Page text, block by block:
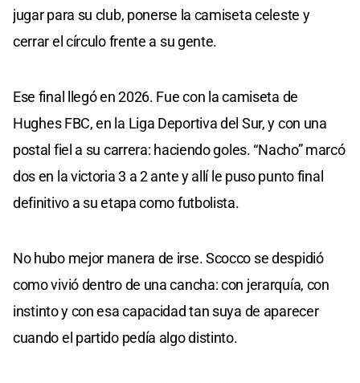
jugar para su club, ponerse la camiseta celeste y
cerrar el círculo frente a su gente.
Ese final llegó en 2026. Fue con la camiseta de
Hughes FBC, en la Liga Deportiva del Sur, y con una
postal fiel a su carrera: haciendo goles. “Nacho” marcó
dos en la victoria 3 a 2 ante y allí le puso punto final
definitivo a su etapa como futbolista.
No hubo mejor manera de irse. Scocco se despidió
como vivió dentro de una cancha: con jerarquía, con
instinto y con esa capacidad tan suya de aparecer
cuando el partido pedía algo distinto.